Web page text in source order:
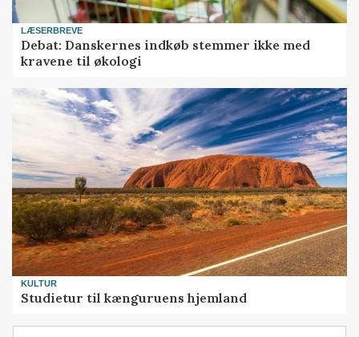
LÆSERBREVE
Debat: Danskernes indkøb stemmer ikke med
kravene til økologi
KULTUR
Studietur til kænguruens hjemland